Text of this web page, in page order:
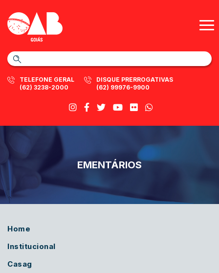
TELEFONE GERAL
(62) 3238-2000
DISQUE PRERROGATIVAS
(62) 99976-9900
EMENTÁRIOS
Home
Institucional
Casag